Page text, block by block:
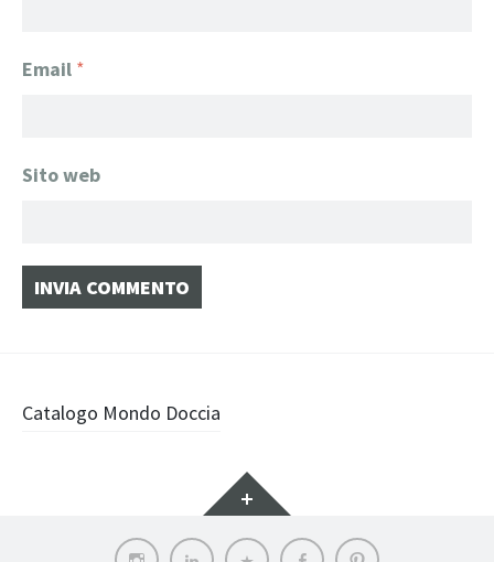
Email *
Sito web
Navigazione
Catalogo Mondo Doccia
Widget
InstagramLinkedIn ArchiloversFacebookPinterest